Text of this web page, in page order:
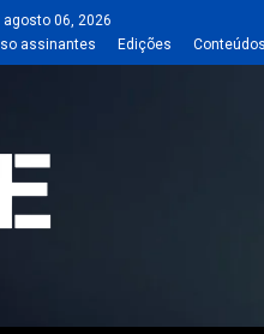
06, 2026
assinantes Edições Conteúdos